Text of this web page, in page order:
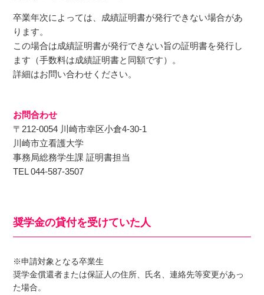
卒業年次によっては、成績証明書が発⾏できない場合があ
ります。
この場合は成績証明書が発⾏できない旨の証明書を発⾏し
ます（⼿数料は成績証明書と同額です）。
詳細はお問い合わせください。
お問合わせ
〒212-0054 川崎市幸区⼩倉4-30-1
川崎市⽴看護⼤学
事務局総務学⽣課 証明書担当
TEL 044-587-3507
奨学⾦の貸付を受けていた⼈
※申請対象となる卒業⽣
奨学⾦償還者または保証⼈の住所、⽒名、連絡先等変更があっ
た場合。